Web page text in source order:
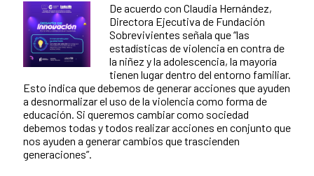
De acuerdo con Claudia Hernández,
Directora Ejecutiva de Fundación
Sobrevivientes señala que “las
estadísticas de violencia en contra de
la niñez y la adolescencia, la mayoría
tienen lugar dentro del entorno familiar.
Esto indica que debemos de generar acciones que ayuden
a desnormalizar el uso de la violencia como forma de
educación. Si queremos cambiar como sociedad
debemos todas y todos realizar acciones en conjunto que
nos ayuden a generar cambios que trascienden
generaciones”.